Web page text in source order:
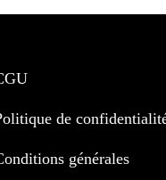
de
générales